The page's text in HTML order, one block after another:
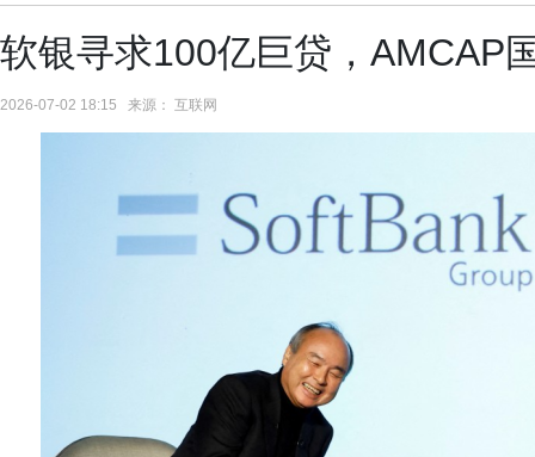
软银寻求100亿巨贷，AMCAP
2026-07-02 18:15 来源： 互联网